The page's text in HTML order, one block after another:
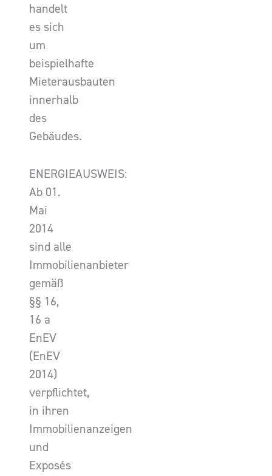
handelt
es sich
um
beispielhafte
Mieterausbauten
innerhalb
des
Gebäudes.
ENERGIEAUSWEIS:
Ab 01.
Mai
2014
sind alle
Immobilienanbieter
gemäß
§§ 16,
16 a
EnEV
(EnEV
2014)
verpflichtet,
in ihren
Immobilienanzeigen
und
Exposés